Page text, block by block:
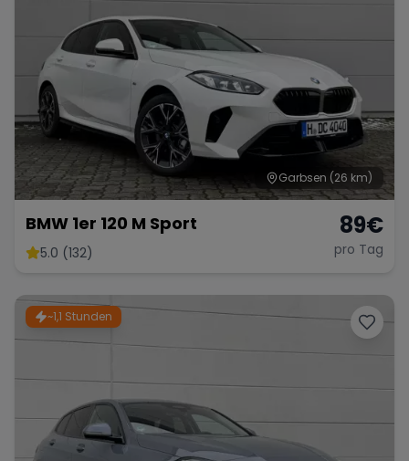
Garbsen (26 km)
BMW 1er 120 M Sport
5.0 (132)
89€
pro Tag
~1,1 Stunden